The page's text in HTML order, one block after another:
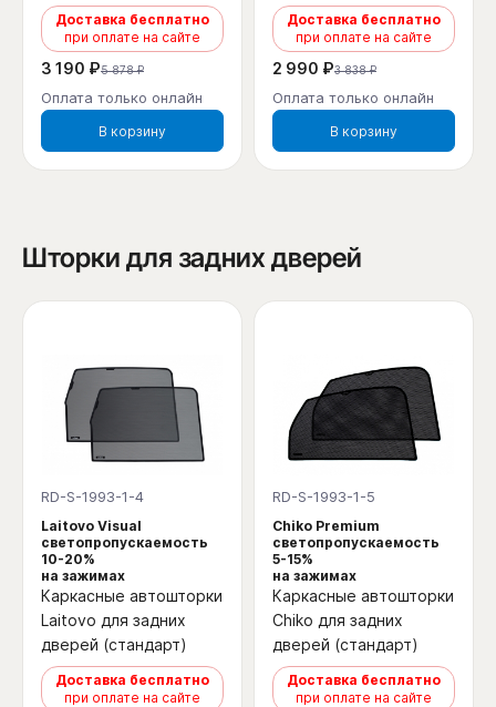
Доставка бесплатно
при оплате на сайте
3 190 ₽5 878 ₽
Оплата только онлайн
В корзину
Доставка бесплатно
при оплате на сайте
2 990 ₽3 838 ₽
Оплата только онлайн
В корзину
Шторки для задних дверей
RD-S-1993-1-4
Laitovo Visual
светопропускаемость
10-20%
на зажимах
Каркасные автошторки
Laitovo для задних
дверей (стандарт)
Доставка бесплатно
при оплате на сайте
RD-S-1993-1-5
Chiko Premium
светопропускаемость
5-15%
на зажимах
Каркасные автошторки
Chiko для задних
дверей (стандарт)
Доставка бесплатно
при оплате на сайте